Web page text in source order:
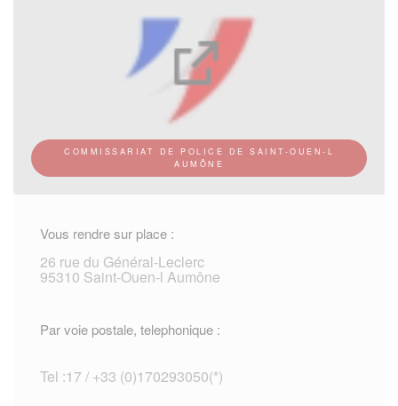
COMMISSARIAT DE POLICE DE SAINT-OUEN-L
AUMÔNE
Vous rendre sur place :
26 rue du Général-Leclerc
95310 Saint-Ouen-l Aumône
Par voie postale, telephonique :
Tel :17 / +33 (0)170293050(*)